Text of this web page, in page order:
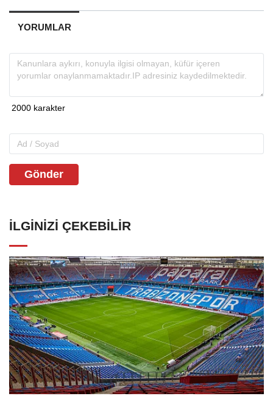
YORUMLAR
Gönder
İLGINIZI ÇEKEBILIR